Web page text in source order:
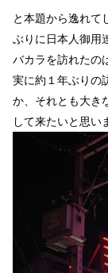
と本題から逸れて
ぶりに日本人御用
バカラを訪れたの
実に約１年ぶりの
か、それとも大き
して来たいと思い